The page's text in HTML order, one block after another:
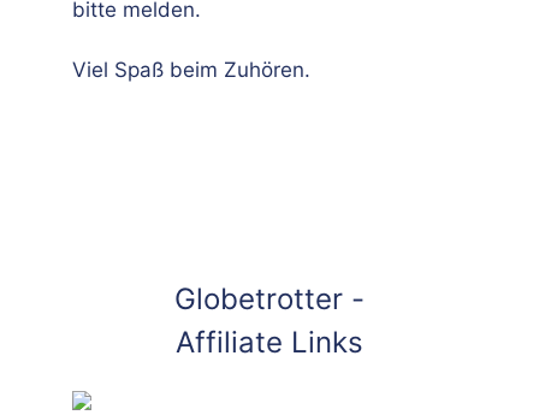
bitte melden.
Viel Spaß beim Zuhören.
Globetrotter -
Affiliate Links